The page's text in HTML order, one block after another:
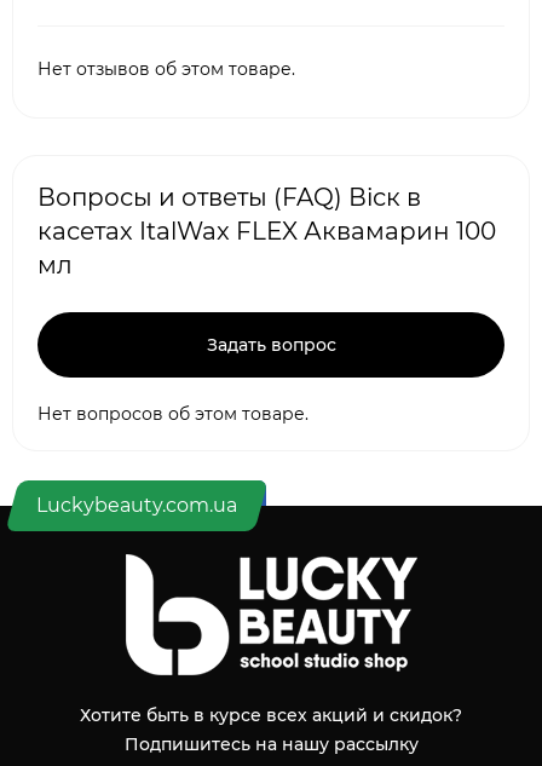
Нет отзывов об этом товаре.
Вопросы и ответы (FAQ) Віск в
касетах ItalWax FLEX Аквамарин 100
мл
Задать вопрос
Нет вопросов об этом товаре.
Luckybeauty.com.ua
Хотите быть в курсе всех акций и скидок?
Подпишитесь на нашу рассылку